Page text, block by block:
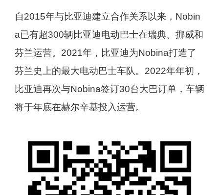
自2015年与比亚迪建立合作关系以来，Nobin
a已有超300辆比亚迪电动巴士在瑞典、挪威和
芬兰运营。2021年，比亚迪为Nobina打造了
芬兰史上的最大电动巴士车队。2022年年初，
比亚迪再次与Nobina签订30台大巴订单，车辆
将于年底在赫尔辛基投入运营。